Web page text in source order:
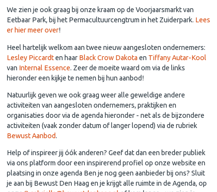
We zien je ook graag bij onze kraam op de Voorjaarsmarkt van
Eetbaar Park, bij het Permacultuurcengtrum in het Zuiderpark. Lees
er hier meer over!
Heel hartelijk welkom aan twee nieuw aangesloten ondernemers:
Lesley Piccardten haar Black Crow Dakota en Tiffany Autar-Kool
van Internal Essence. Zeer de moeite waard om via de links
hieronder een kijkje te nemen bij hun aanbod!
Natuurlijk geven we ook graag weer alle geweldige andere
activiteiten van aangesloten ondernemers, praktijken en
organisaties door via de agenda hieronder - net als de bijzondere
activiteiten (vaak zonder datum of langer lopend) via de rubriek
Bewust Aanbod.
Help of inspireer jij óók anderen? Geef dat dan een breder publiek
via ons platform door een inspirerend profiel op onze website en
plaatsing in onze agenda Ben je nog geen aanbieder bij ons? Sluit
je aan bij Bewust Den Haag en je krijgt alle ruimte in de Agenda, op